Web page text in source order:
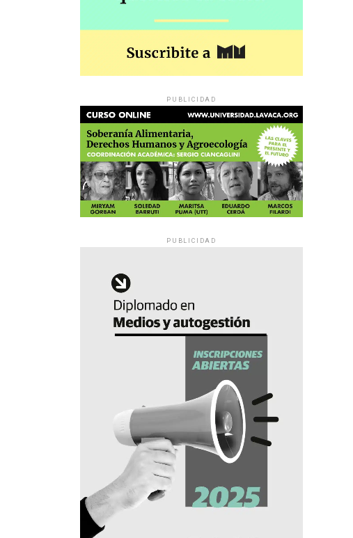
PUBLICIDAD
PUBLICIDAD